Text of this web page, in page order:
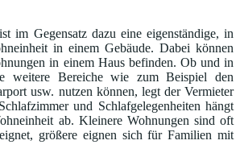
ist im Gegensatz dazu eine eigenständige, in
in einem Gebäude. Dabei können
in einem Haus befinden. Ob und in
weitere Bereiche wie zum Beispiel den
usw. nutzen können, legt der Vermieter
und Schlafgelegenheiten hängt
ab. Kleinere Wohnungen sind oft
größere eignen sich für Familien mit